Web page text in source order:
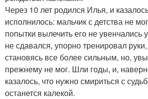
Через 10 лет родился Илья, и
исполнилось: мальчик с детства не
попытки вылечить его не увенчались
не сдавался, упорно тренировал
становясь все более сильным, но,
прежнему не мог. Шли годы, и,
казалось, что нужно смириться с
останется калекой.